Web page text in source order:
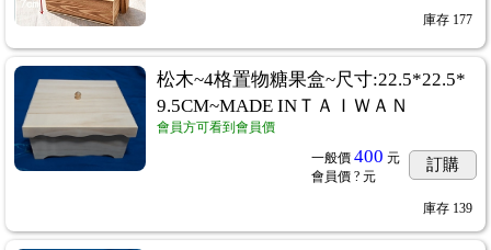
庫存 177
松木~4格置物糖果盒~尺寸:22.5*22.5*
9.5CM~MADE INＴＡＩＷＡＮ
會員方可看到會員價
一般價 400 元
會員價 ? 元
訂購
庫存 139